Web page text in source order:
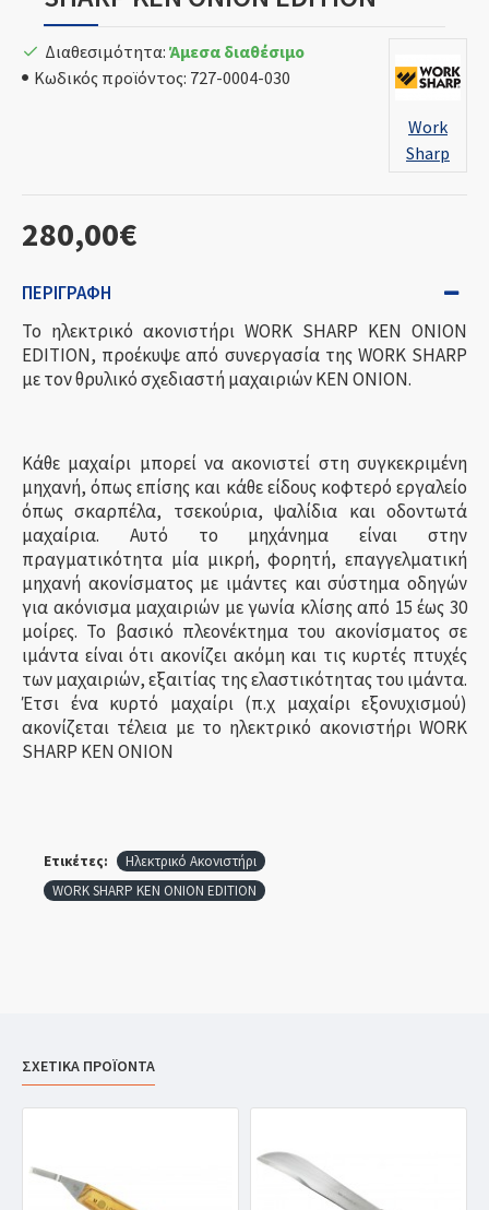
280,00€
Διαθεσιμότητα: Άμεσα διαθέσιμο
Κωδικός προϊόντος: 727-0004-030
Work
Sharp
ΠΕΡΙΓΡΑΦΉ
Το ηλεκτρικό ακονιστήρι WORK SHARP KEN ONION
EDITION, προέκυψε από συνεργασία της WORK SHARP
με τον θρυλικό σχεδιαστή μαχαιριών KEN ONION.
Κάθε μαχαίρι μπορεί να ακονιστεί στη συγκεκριμένη
μηχανή, όπως επίσης και κάθε είδους κοφτερό εργαλείο
όπως σκαρπέλα, τσεκούρια, ψαλίδια και οδοντωτά
μαχαίρια. Αυτό το μηχάνημα είναι στην
πραγματικότητα μία μικρή, φορητή, επαγγελματική
μηχανή ακονίσματος με ιμάντες και σύστημα οδηγών
για ακόνισμα μαχαιριών με γωνία κλίσης από 15 έως 30
μοίρες. Το βασικό πλεονέκτημα του ακονίσματος σε
ιμάντα είναι ότι ακονίζει ακόμη και τις κυρτές πτυχές
των μαχαιριών, εξαιτίας της ελαστικότητας του ιμάντα.
Έτσι ένα κυρτό μαχαίρι (π.χ μαχαίρι εξονυχισμού)
ακονίζεται τέλεια με το ηλεκτρικό ακονιστήρι WORK
SHARP KEN ONION
Ετικέτες:
Ηλεκτρικό Ακονιστήρι
WORK SHARP KEN ONION EDITION
ΣΧΕΤΙΚΑ ΠΡΟΪΟΝΤΑ